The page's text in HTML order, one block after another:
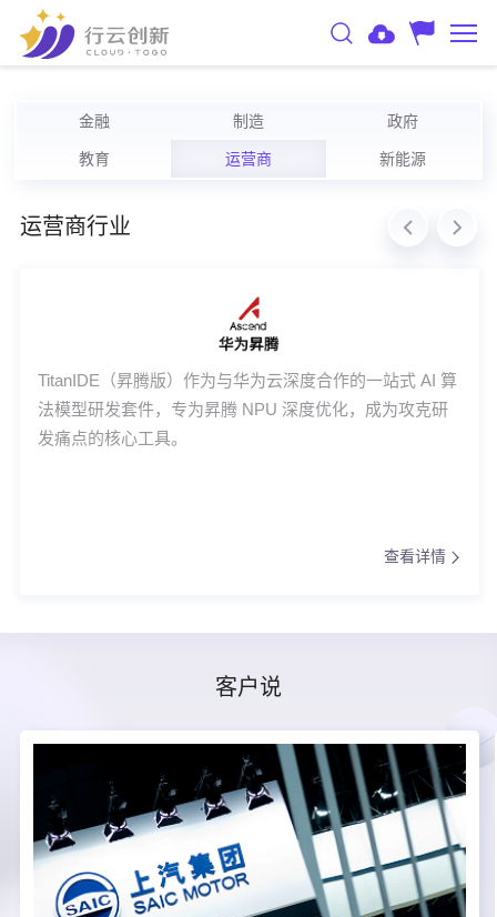
金融 制造 政府
教育 运营商 新能源
运营商行业
TitanIDE（昇腾版）作为与华为云深度合作的一站式 AI 算
法模型研发套件，专为昇腾 NPU 深度优化，成为攻克研
发痛点的核心工具。
查看详情
客户说